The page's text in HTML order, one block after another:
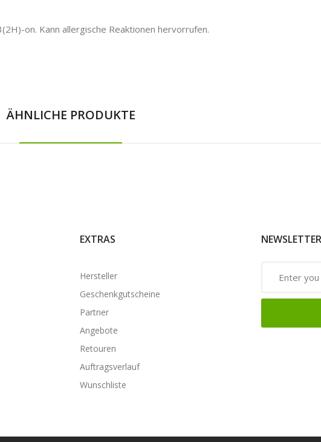
on. Kann allergische Reaktionen hervorrufen.
ÄHNLICHE PRODUKTE
EXTRAS
Hersteller
Geschenkgutscheine
Partner
Angebote
Retouren
Auftragsverlauf
Wunschliste